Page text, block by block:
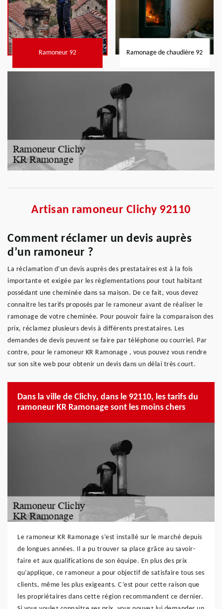
Ramoneur 92 Ramonage de chaudière 92
Artisan ramoneur Clichy 92110
Comment réclamer un devis auprès
d’un ramoneur ?
La réclamation d’un devis auprès des prestataires est à la fois
importante et exigée par les règlementations pour tout habitant
possédant une cheminée dans sa maison. De ce fait, vous devez
connaitre les tarifs proposés par le ramoneur avant de réaliser le
ramonage de votre cheminée. Pour pouvoir faire la comparaison des
prix, réclamez plusieurs devis à différents prestataires. Les
demandes de devis peuvent se faire par téléphone ou courriel. Par
contre, pour le ramoneur KR Ramonage , vous pouvez vous rendre
sur son site web pour obtenir un devis dans un délai très court.
Dans la ville de Clichy, dans le 92110, les tarifs du
ramoneur KR Ramonage sont les moins chers
Le ramoneur KR Ramonage s’est installé sur le marché depuis
de longues années. Il a pu trouver sa place grâce au savoir-
faire et aux qualifications de son équipe. En plus des prix
qu’applique, ce ramoneur a pour objectif de satisfaire tous ses
clients, même les plus exigeants. C’est pour cette raison que
les propriétaires dans cette région recommandent ce dernier.